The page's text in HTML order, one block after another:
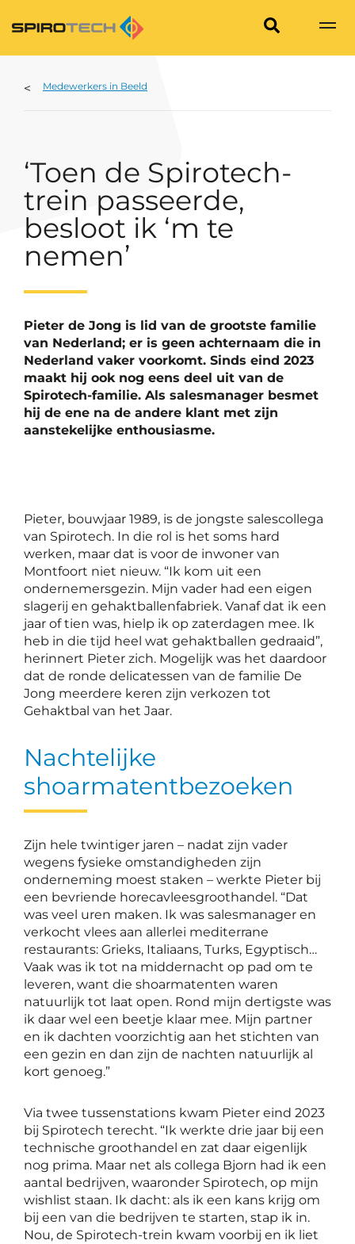
Medewerkers in Beeld
‘Toen de Spirotech-
trein passeerde,
besloot ik ‘m te
nemen’
Pieter de Jong is lid van de grootste familie
van Nederland; er is geen achternaam die in
Nederland vaker voorkomt. Sinds eind 2023
maakt hij ook nog eens deel uit van de
Spirotech-familie. Als salesmanager besmet
hij de ene na de andere klant met zijn
aanstekelijke enthousiasme.
Pieter, bouwjaar 1989, is de jongste salescollega
van Spirotech. In die rol is het soms hard
werken, maar dat is voor de inwoner van
Montfoort niet nieuw. “Ik kom uit een
ondernemersgezin. Mijn vader had een eigen
slagerij en gehaktballenfabriek. Vanaf dat ik een
jaar of tien was, hielp ik op zaterdagen mee. Ik
heb in die tijd heel wat gehaktballen gedraaid”,
herinnert Pieter zich. Mogelijk was het daardoor
dat de ronde delicatessen van de familie De
Jong meerdere keren zijn verkozen tot
Gehaktbal van het Jaar.
Nachtelijke
shoarmatentbezoeken
Zijn hele twintiger jaren – nadat zijn vader
wegens fysieke omstandigheden zijn
onderneming moest staken – werkte Pieter bij
een bevriende horecavleesgroothandel. “Dat
was veel uren maken. Ik was salesmanager en
verkocht vlees aan allerlei mediterrane
restaurants: Grieks, Italiaans, Turks, Egyptisch…
Vaak was ik tot na middernacht op pad om te
leveren, want die shoarmatenten waren
natuurlijk tot laat open. Rond mijn dertigste was
ik daar wel een beetje klaar mee. Mijn partner
en ik dachten voorzichtig aan het stichten van
een gezin en dan zijn de nachten natuurlijk al
kort genoeg.”
Via twee tussenstations kwam Pieter eind 2023
bij Spirotech terecht. “Ik werkte drie jaar bij een
technische groothandel en zat daar eigenlijk
nog prima. Maar net als collega Bjorn had ik een
aantal bedrijven, waaronder Spirotech, op mijn
wishlist staan. Ik dacht: als ik een kans krijg om
bij een van die bedrijven te starten, stap ik in.
Nou, de Spirotech-trein kwam voorbij en ik liet